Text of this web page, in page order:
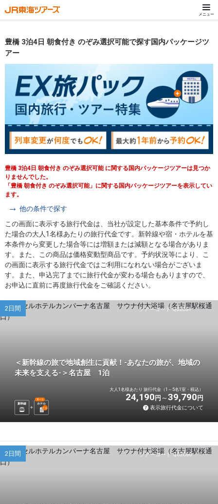
メニュー
豊橋 3泊4日 朝食付き のぞみ選択可能で探す国内パッケージツ
アー
豊橋 3泊4日 朝食付き のぞみ選択可能 に関する国内パッケージツアーは見つか
りませんでした。
「豊橋 朝食付き のぞみ選択可能」に関する国内パッケージツアーを表示してい
ます。
他の条件で探す
この画面に表示する旅行代金は、当社が設定した基本条件で予約し
た場合の大人1名様あたりの旅行代金です。新幹線や宿・ホテルを基
本条件から変更した場合等には増額または減額となる場合がありま
す。また、この商品は価格変動型商品です。予約状況等により、こ
の画面に表示する旅行代金ではご利用になれない場合がございま
す。また、申込完了までに旅行代金が変わる場合もありますので、
お申込に直前に再度旅行代金をご確認ください。
ツアーコード Q02C5Y
2日間
＜新幹線の旅で地域創生に貢献！-あなたの旅が、地域の
未来を支える-＞名古屋 1泊
新幹線 ホテル
選べる
1 泊
大人1名様あたり 旅行代金（1～5名1室・税込）
24,190 円 39,790 円
表示旅行代金について
ツアーコード Q02C60
2日間